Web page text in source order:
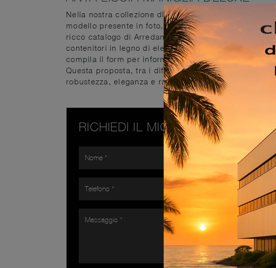
Nella nostra collezione di Armadi e Cabine Armadio
modello presente in foto, ideale per chi cerca
ricco catalogo di Arredamento Casa per
contenitori in legno di elevata qualità. Armadio
compila il form per informazioni e preventivi e
Questa proposta, tra i differenti modelli a muro con
robustezza, eleganza e raffinatezza duraturi nel tempo.
RICHIEDI IL MIGLIOR PREZZO